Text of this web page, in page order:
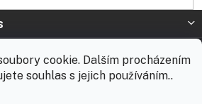
cookie. Dalším procházením
souhlas s jejich používáním..